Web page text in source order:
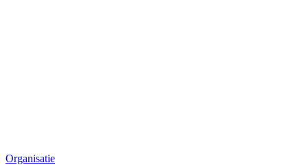
Organisatie